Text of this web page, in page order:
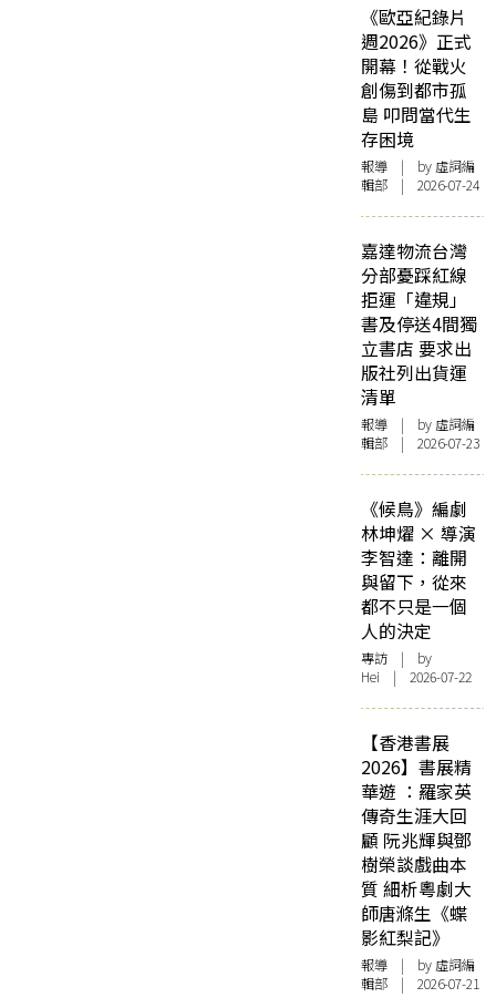
《歐亞紀錄片
週2026》正式
開幕！從戰火
創傷到都市孤
島 叩問當代生
存困境
報導 | by 虛詞編
輯部 | 2026-07-24
嘉達物流台灣
分部憂踩紅線
拒運「違規」
書及停送4間獨
立書店 要求出
版社列出貨運
清單
報導 | by 虛詞編
輯部 | 2026-07-23
《候鳥》編劇
林坤燿 × 導演
李智達：離開
與留下，從來
都不只是一個
人的決定
專訪 | by
Hei | 2026-07-22
【香港書展
2026】書展精
華遊 ：羅家英
傳奇生涯大回
顧 阮兆輝與鄧
樹榮談戲曲本
質 細析粵劇大
師唐滌生《蝶
影紅梨記》
報導 | by 虛詞編
輯部 | 2026-07-21